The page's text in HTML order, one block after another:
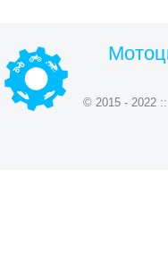
© 2015 - 2022